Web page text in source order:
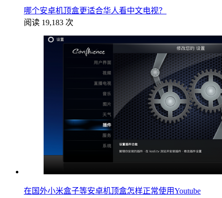
哪个安卓机顶盒更适合华人看中文电视？
阅读 19,183 次
在国外小米盒子等安卓机顶盒怎样正常使用Youtube